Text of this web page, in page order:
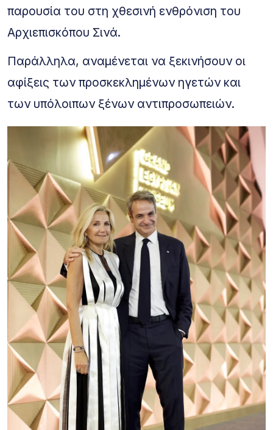
παρουσία του στη χθεσινή ενθρόνιση του
Αρχιεπισκόπου Σινά.
Παράλληλα, αναμένεται να ξεκινήσουν οι
αφίξεις των προσκεκλημένων ηγετών και
των υπόλοιπων ξένων αντιπροσωπειών.